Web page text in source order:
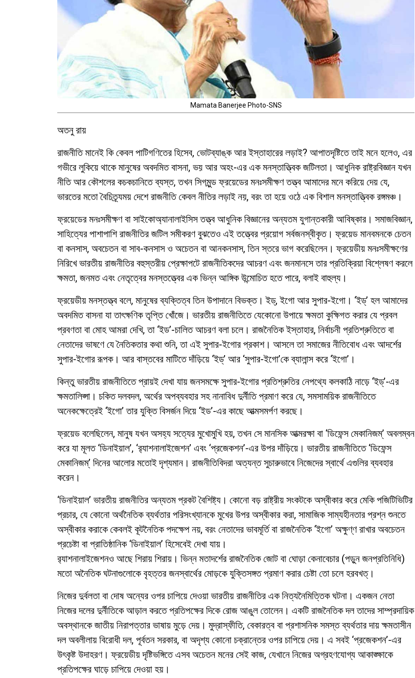
Mamata Banerjee Photo-SNS
অতনু রায়
রাজনীতি মানেই কি কেবল পাটিগণিতের হিসেব, ভোটব্যাঙ্ক আর ইস্তাহারের লড়াই? আপাতদৃষ্টিতে তাই মনে হলেও, এর
গভীরে লুকিয়ে থাকে মানুষের অবদমিত বাসনা, ভয় আর অহং-এর এক মনস্তাত্ত্বিক জটিলতা। আধুনিক রাষ্ট্রবিজ্ঞান যখন
নীতি আর কৌশলের কচকচানিতে ব্যস্ত, তখন সিগমুন্ড ফ্রয়েডের মনঃসমীক্ষণ তত্ত্ব আমাদের মনে করিয়ে দেয় যে,
ভারতের মতো বৈচিত্র্যময় দেশে রাজনীতি কেবল নীতির লড়াই নয়, বরং তা হয়ে ওঠে এক বিশাল মনস্তাত্ত্বিক রঙ্গমঞ্চ।
ফ্রয়েডের মনঃসমীক্ষণ বা সাইকোঅ্যানালাইসিস তত্ত্ব আধুনিক বিজ্ঞানের অন্যতম যুগান্তকারী আবিষ্কার। সমাজবিজ্ঞান,
সাহিত্যের পাশাপাশি রাজনীতির জটিল সমীকরণ বুঝতেও এই তত্ত্বের প্রয়োগ সর্বজনস্বীকৃত। ফ্রয়েড মানবমনকে চেতন
বা কনসাস, অবচেতন বা সাব-কনসাস ও অচেতন বা আনকনসাস, তিন স্তরে ভাগ করেছিলেন। ফ্রয়েডীয় মনঃসমীক্ষণের
নিরিখে ভারতীয় রাজনীতির বহুস্তরীয় প্রেক্ষাপটে রাজনীতিকদের আচরণ এবং জনমানসে তার প্রতিক্রিয়া বিশ্লেষণ করলে
ক্ষমতা, জনমত এবং নেতৃত্বের মনস্তত্ত্বের এক ভিন্ন আঙ্গিক উন্মোচিত হতে পারে, বলাই বাহুল্য।
ফ্রয়েডীয় মনস্তত্ত্ব বলে, মানুষের ব্যক্তিত্ব তিন উপাদানে বিভক্ত। ইড্, ইগো আর সুপার-ইগো। ‘ইড্’ হল আমাদের
অবদমিত বাসনা যা তাৎক্ষণিক তৃপ্তি খোঁজে। ভারতীয় রাজনীতিতে যেকোনো উপায়ে ক্ষমতা কুক্ষিগত করার যে প্রবল
প্রবণতা বা মোহ আমরা দেখি, তা ‘ইড’-চালিত আচরণ বলা চলে। রাজনৈতিক ইস্তাহার, নির্বাচনী প্রতিশ্রুতিতে বা
নেতাদের ভাষণে যে নৈতিকতার কথা শুনি, তা এই সুপার-ইগোর প্রকাশ। আসলে তা সমাজের নীতিবোধ এবং আদর্শের
সুপার-ইগোর রূপক। আর বাস্তবের মাটিতে দাঁড়িয়ে ‘ইড্’ আর ‘সুপার-ইগো’কে ব্যালান্স করে ‘ইগো’।
কিন্তু ভারতীয় রাজনীতিতে প্রায়ই দেখা যায় জনসমক্ষে সুপার-ইগোর প্রতিশ্রুতির নেপথ্যে কলকাঠি নাড়ে ‘ইড্’-এর
ক্ষমতালিপ্সা। চকিত দলবদল, অর্থের অপব্যবহার সহ নানাবিধ দুর্নীতি প্রমাণ করে যে, সমসাময়িক রাজনীতিতে
অনেকক্ষেত্রেই ‘ইগো’ তার যুক্তি বিসর্জন দিয়ে ‘ইড’-এর কাছে আত্মসমর্পণ করছে।
ফ্রয়েড বলেছিলেন, মানুষ যখন অসহ্য সত্যের মুখোমুখি হয়, তখন সে মানসিক আত্মরক্ষা বা ‘ডিফেন্স মেকানিজম্’ অবলম্বন
করে যা মূলত ‘ডিনাইয়াল’, ‘র‍্যাশনালাইজেশন’ এবং ‘প্রজেকশন’-এর উপর দাঁড়িয়ে। ভারতীয় রাজনীতিতে ‘ডিফেন্স
মেকানিজম্’ দিনের আলোর মতোই দৃশ্যমান। রাজনীতিবিদরা অত্যন্ত সুচারুভাবে নিজেদের স্বার্থে এগুলির ব্যবহার
করেন।
‘ডিনাইয়াল’ ভারতীয় রাজনীতির অন্যতম প্রকট বৈশিষ্ট্য। কোনো বড় রাষ্ট্রীয় সংকটকে অস্বীকার করে মেকি পজিটিভিটির
প্রচার, যে কোনো অর্থনৈতিক ব্যর্থতার পরিসংখ্যানকে মুখের উপর অস্বীকার করা, সামাজিক সাম্যহীনতার প্রশ্ন শুনতে
অস্বীকার করাকে কেবলই কূটনৈতিক পদক্ষেপ নয়, বরং নেতাদের ভাবমূর্তি বা রাজনৈতিক ‘ইগো’ অক্ষুণ্ণ রাখার অবচেতন
প্রচেষ্টা বা প্রাতিষ্ঠানিক ‘ডিনাইয়াল’ হিসেবেই দেখা যায়।
র‍্যাশনালাইজেশনও আছে শিরায় শিরায়। ভিন্ন মতাদর্শের রাজনৈতিক জোট বা ঘোড়া কেনাবেচার (পড়ুন জনপ্রতিনিধি)
মতো অনৈতিক ঘটনাগুলোকে বৃহত্তর জনস্বার্থের মোড়কে যুক্তিসঙ্গত প্রমাণ করার চেষ্টা তো চলে হরবখত্।
নিজের দুর্বলতা বা দোষ অন্যের ওপর চাপিয়ে দেওয়া ভারতীয় রাজনীতির এক নিত্যনৈমিত্তিক ঘটনা। একজন নেতা
নিজের দলের দুর্নীতিকে আড়াল করতে প্রতিপক্ষের দিকে রোজ আঙুল তোলেন। একটি রাজনৈতিক দল তাদের সাম্প্রদায়িক
অবস্থানকে জাতীয় নিরাপত্তার ভাষায় মুড়ে দেয়। মুদ্রাস্ফীতি, বেকারত্ব বা প্রশাসনিক সমস্ত ব্যর্থতার দায় ক্ষমতাসীন
দল অবলীলায় বিরোধী দল, পূর্বতন সরকার, বা অদৃশ্য কোনো চক্রান্তের ওপর চাপিয়ে দেয়। এ সবই ‘প্রজেকশন’-এর
উৎকৃষ্ট উদাহরণ। ফ্রয়েডীয় দৃষ্টিভঙ্গিতে এসব অচেতন মনের সেই কাজ, যেখানে নিজের অগ্রহণযোগ্য আকাঙ্ক্ষাকে
প্রতিপক্ষের ঘাড়ে চাপিয়ে দেওয়া হয়।